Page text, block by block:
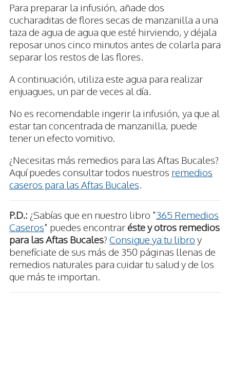
Para preparar la infusión, añade dos
cucharaditas de flores secas de manzanilla a una
taza de agua de agua que esté hirviendo, y déjala
reposar unos cinco minutos antes de colarla para
separar los restos de las flores.
A continuación, utiliza este agua para realizar
enjuagues, un par de veces al día.
No es recomendable ingerir la infusión, ya que al
estar tan concentrada de manzanilla, puede
tener un efecto vomitivo.
¿Necesitas más remedios para las Aftas Bucales?
Aquí puedes consultar todos nuestros remedios
caseros para las Aftas Bucales
P.D.: ¿Sabías que en nuestro libro "365 Remedios
Caseros" puedes encontraréste y otros remedios
para las Aftas Bucales? Consigue ya tu libro y
benefíciate de sus más de 350 páginas llenas de
remedios naturales para cuidar tu salud y de los
que más te importan.